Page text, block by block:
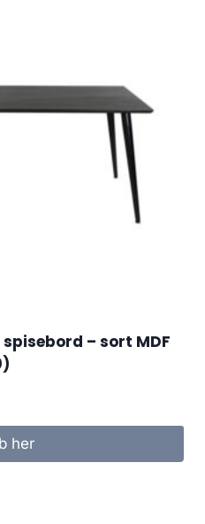
spisebord – sort MDF
her